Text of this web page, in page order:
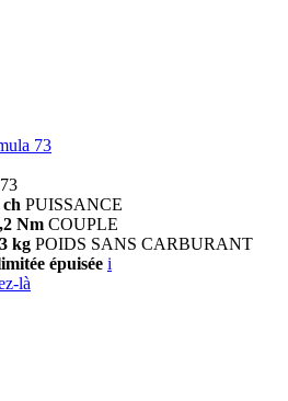
73
ch PUISSANCE
Nm COUPLE
kg POIDS SANS CARBURANT
épuisée i
là